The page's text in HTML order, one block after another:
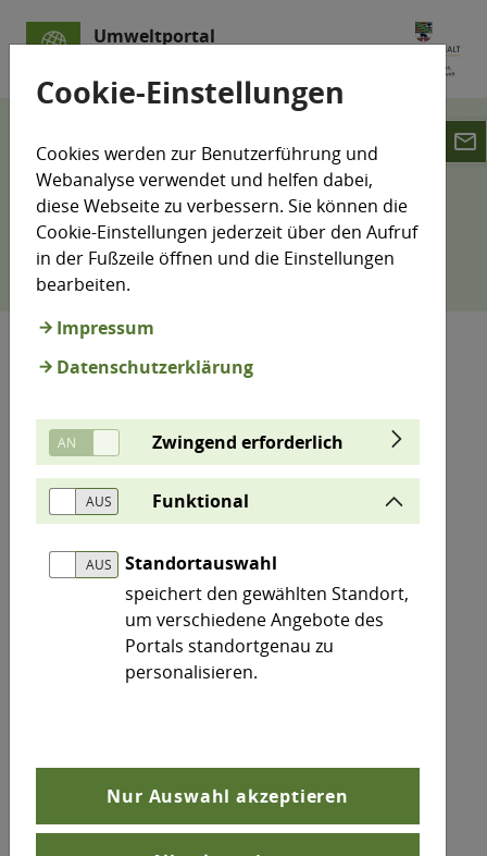
Umweltportal
Sitemap
Sitemap
Themen
Abfall / Kreislaufwirtschaft
Bauen / Verkehr
Boden / Altlasten / Geologie
Chemikalien / Gesundheit
Energie / Klima / Nachhaltigkeit
Forstwirtschaft / Wald
Gentechnik / Umweltinformation
Lärm / Erschütterung
Landwirtschaft / Tierschutz
Luft / Strahlung
Luftmesswerte
Messorte
Cookie-Einstellungen
Cookies werden zur Benutzerführung und
Webanalyse verwendet und helfen dabei,
diese Webseite zu verbessern. Sie können die
Cookie-Einstellungen jederzeit über den Aufruf
in der Fußzeile öffnen und die Einstellungen
bearbeiten.
Impressum
Datenschutzerklärung
Zwingend erforderlich
Funktional
Standortauswahl
speichert den gewählten Standort,
um verschiedene Angebote des
Portals standortgenau zu
personalisieren.
Nur Auswahl akzeptieren
email